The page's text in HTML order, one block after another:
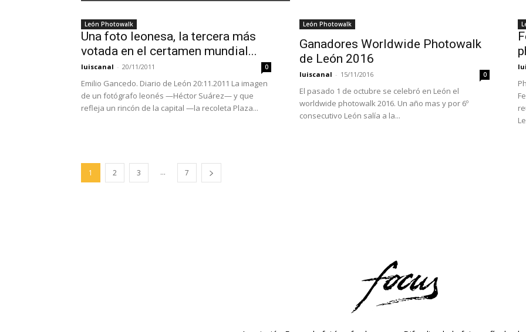
León Photowalk
Una foto leonesa, la tercera más
votada en el certamen mundial...
luiscanal - 20/11/2011 0
Emilio Gancedo. Diario de León 20:11.2011 La imagen
de un fotógrafo leonés —Héctor Suárez— y que
refleja un rincón de la capital —la recoleta Plaza...
León Photowalk
Ganadores Worldwide Photowalk
de León 2016
luiscanal - 15/11/2016 0
El pasado 1 de octubre se celebró en León el
worldwide photowalk 2016. Un año mas y por 6º
consecutivo León salía a la...
1 2 3 ... 7